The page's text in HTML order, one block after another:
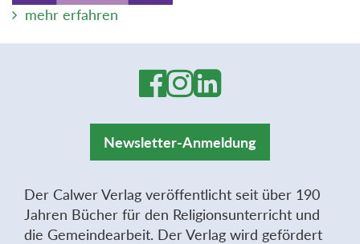
mehr erfahren
Newsletter-Anmeldung
Der Calwer Verlag veröffentlicht seit über 190
Jahren Bücher für den Religionsunterricht und
die Gemeindearbeit. Der Verlag wird gefördert